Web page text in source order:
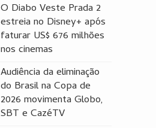
O Diabo Veste Prada 2
estreia no Disney+ após
faturar US$ 676 milhões
nos cinemas
Audiência da eliminação
do Brasil na Copa de
2026 movimenta Globo,
SBT e CazéTV